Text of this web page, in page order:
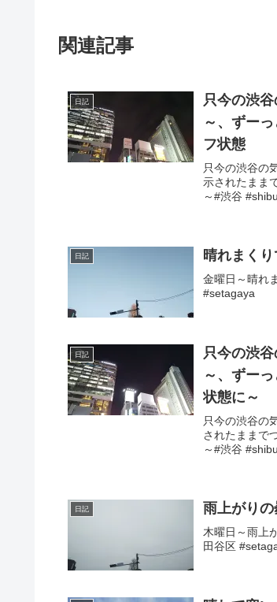
関連記事
日記
只今の渋
～、ずー
フ状態
只今の渋谷の
示されたまま
～#渋谷
日記 晴れまく
金曜日～晴れ
#setagaya
日記
只今の渋
～、ずー
状態に～
只今の渋谷の
されたままで
～#渋谷
日記 雨上がり
木曜日～雨上
田谷区